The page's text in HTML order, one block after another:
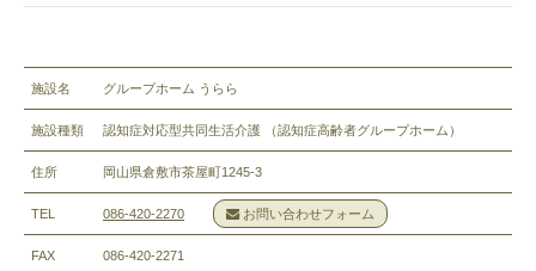
施設名 グループホーム うらら
施設種類 認知症対応型共同生活介護 （認知症高齢者グループホーム）
住所 岡山県倉敷市茶屋町1245-3
TEL 086-420-2270 お問い合わせフォーム
FAX 086-420-2271